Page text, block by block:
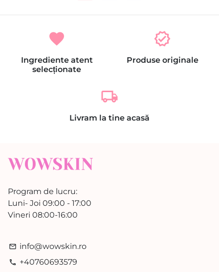
favorite
Ingrediente atent
selecționate
verified
Produse originale
local_shipping
Livram la tine acasă
Program de lucru:
Luni- Joi 09:00 - 17:00
Vineri 08:00-16:00
email info@wowskin.ro
phone +40760693579